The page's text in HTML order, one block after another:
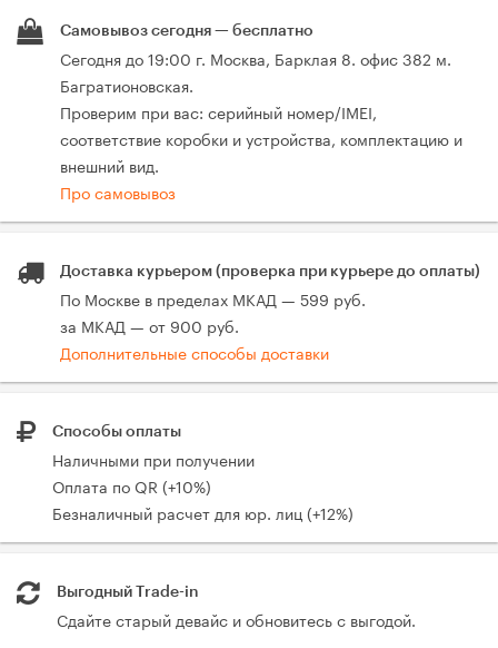
Самовывоз сегодня — бесплатно
Сегодня до 19:00 г. Москва, Барклая 8. офис 382 м.
Багратионовская.
Проверим при вас: серийный номер/IMEI,
соответствие коробки и устройства, комплектацию и
внешний вид.
Про самовывоз
Доставка курьером (проверка при курьере до оплаты)
По Москве в пределах МКАД — 599 руб.
за МКАД — от 900 руб.
Дополнительные способы доставки
Способы оплаты
Наличными при получении
Оплата по QR (+10%)
Безналичный расчет для юр. лиц (+12%)
Выгодный Trade-in
Сдайте старый девайс и обновитесь с выгодой.